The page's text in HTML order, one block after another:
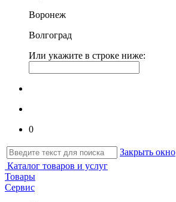
Воронеж
Волгоград
Или укажите в строке ниже:
0
Закрыть окно
Каталог товаров и услуг
Товары
Сервис